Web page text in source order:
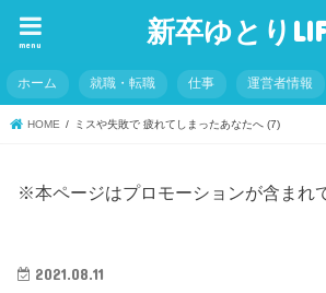
新卒ゆとり
menu
ホーム 就職・転職 仕事 運営者情報
HOME ミスや失敗で 疲れてしまったあなたへ (7)
※本ページはプロモーションが含まれ
2021.08.11